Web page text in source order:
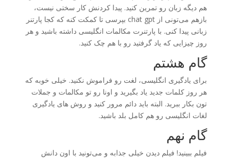
هم دیگه زبان رو تمرین کنید. پیدا کردنش کار سختی نیست،
بازهم می‌تونی از chat gpt بپرسی تا کمکت کنه که کجا پارتنر
زبانی پیدا کنی. با پارتنرت مکالمات انگلیسی داشته باشید و هر
روز چیزایی که یاد گرفتید رو با هم چک کنید.
گام هشتم
برای یادگیری انگلیسی، لغت رو فراموش نکنید. خیلی خوبه که
هر روز کلمات جدید یاد بگیرید و اونا رو تو مکالمات و جملات
تون بکار ببرید. البته باید دائم مرور کنید و روش های یادگیری
لغات انگلیسی رو هم کامل بلد باشید.
گام نهم
فیلم ببینید! فیلم دیدن خیلی جذابه و می‌تونید با اون دانش